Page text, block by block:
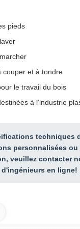
pieds
couper et à tondre
le travail du bois
à l'industrie
techniques
personnalisées
veuillez contacter
d'ingénieurs en ligne!